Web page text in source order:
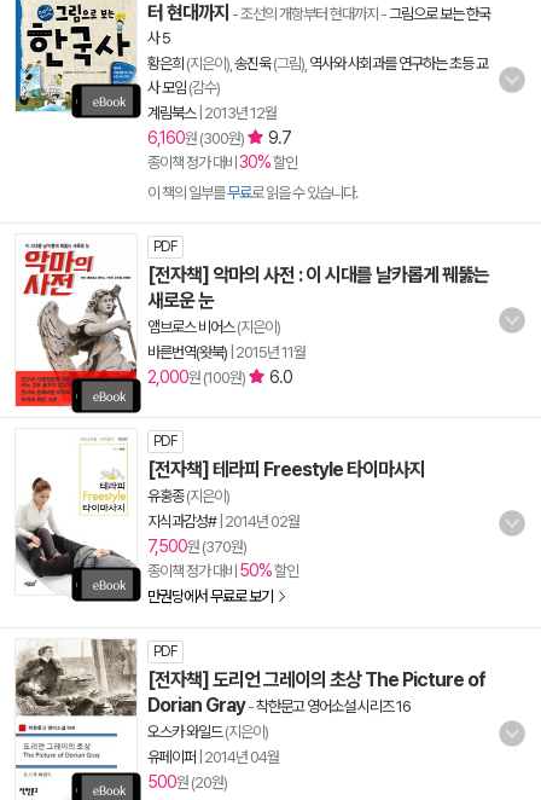
터 현대까지 - 조선의 개항부터 현대까지 -그림으로 보는 한국
사 5
황은희 (지은이), 송진욱(그림), 역사와 사회과를 연구하는 초등 교
사 모임 (감수)
계림북스| 2013년 12월
6,160원 (300원) 9.7
종이책 정가 대비 30%할인
이 책의 일부를무료로 읽을 수 있습니다.
PDF
[전자책] 악마의 사전 : 이 시대를 날카롭게 꿰뚫는
새로운 눈
앰브로스 비어스(지은이)
바른번역(왓북) 2015년 11월
2,000원 (100원) 6.0
PDF
[전자책] 테라피 Freestyle 타이마사지
유홍종(지은이)
지식과감성#| 2014년 02월
7,500원 (370원)
종이책 정가 대비 50%할인
만권당에서 무료로 보기
PDF
[전자책] 도리언 그레이의 초상 The Picture of
Dorian Gray-착한문고 영어소설 시리즈 16
오스카 와일드(지은이)
유페이퍼 2014년 04월
500원 (20원)